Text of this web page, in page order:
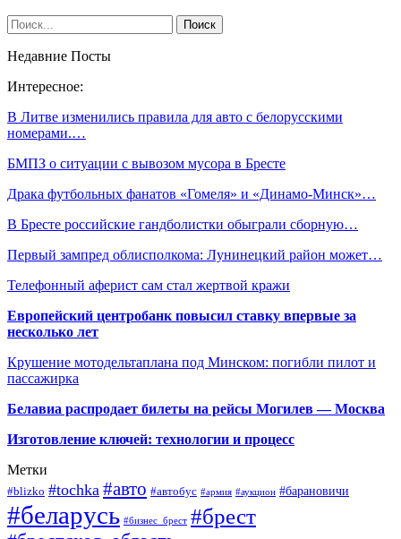
Недавние Посты
Интересное:
В Литве изменились правила для авто с белорусскими
номерами.…
БМПЗ о ситуации с вывозом мусора в Бресте
Драка футбольных фанатов «Гомеля» и «Динамо-Минск»…
В Бресте российские гандболистки обыграли сборную…
Первый зампред облисполкома: Лунинецкий район может…
Телефонный аферист сам стал жертвой кражи
Европейский центробанк повысил ставку впервые за
несколько лет
Крушение мотодельтаплана под Минском: погибли пилот и
пассажирка
Белавиа распродает билеты на рейсы Могилев — Москва
Изготовление ключей: технологии и процесс
Метки
#blizko #tochka #авто #автобус #армия #аукцион #барановичи
#беларусь #бизнес_брест #брест